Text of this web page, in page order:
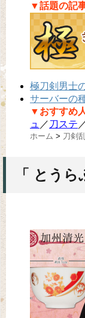
▼話題の記
極刀剣男士
サーバーの
▼おすすめ
ュ ／ 刀ステ
ホーム > 刀剣
「 とう